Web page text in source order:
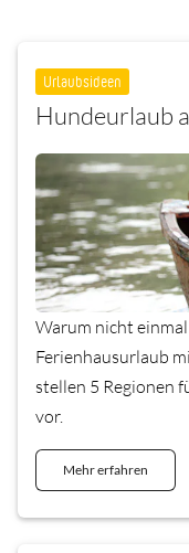
Urlaubsideen
Hundeurlaub
Warum nicht
Ferienhausurlaub
stellen 5 Regionen
vor.
Mehr erfahren